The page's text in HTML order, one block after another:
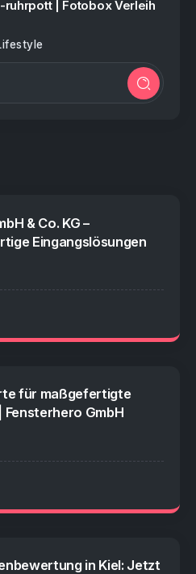
| Fotobox Verleih
& Co. KG –
Eingangslösungen
für maßgefertigte
Fensterhero GmbH
in Kiel: Jetzt